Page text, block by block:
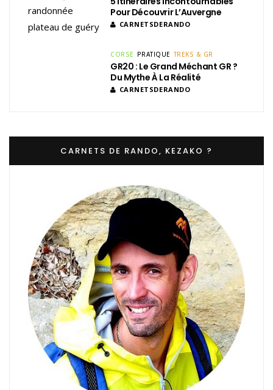
Pour Découvrir L’Auvergne
CARNETSDERANDO
CORSE PRATIQUE TREKS & GR
GR20 : Le Grand Méchant GR ?
Du Mythe À La Réalité
CARNETSDERANDO
CARNETS DE RANDO, KEZAKO ?